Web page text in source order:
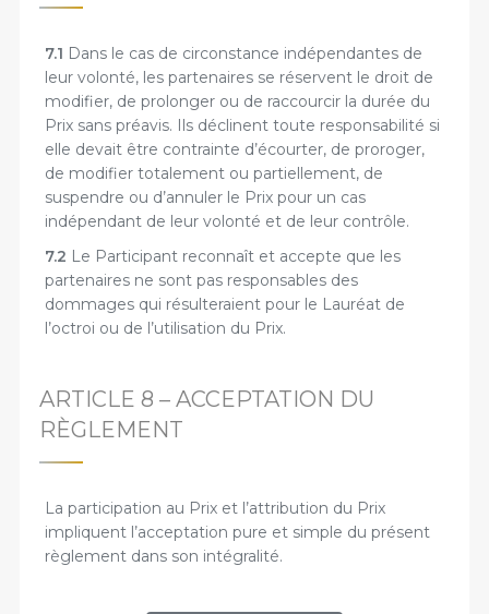
7.1 Dans le cas de circonstance indépendantes de
leur volonté, les partenaires se réservent le droit de
modifier, de prolonger ou de raccourcir la durée du
Prix sans préavis. Ils déclinent toute responsabilité si
elle devait être contrainte d’écourter, de proroger,
de modifier totalement ou partiellement, de
suspendre ou d’annuler le Prix pour un cas
indépendant de leur volonté et de leur contrôle.
7.2 Le Participant reconnaît et accepte que les
partenaires ne sont pas responsables des
dommages qui résulteraient pour le Lauréat de
l’octroi ou de l’utilisation du Prix.
ARTICLE 8 – ACCEPTATION DU
RÈGLEMENT
La participation au Prix et l’attribution du Prix
impliquent l’acceptation pure et simple du présent
règlement dans son intégralité.